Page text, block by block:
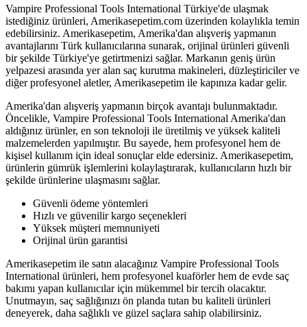
Vampire Professional Tools International Türkiye'de ulaşmak
istediğiniz ürünleri, Amerikasepetim.com üzerinden kolaylıkla temin
edebilirsiniz. Amerikasepetim, Amerika'dan alışveriş yapmanın
avantajlarını Türk kullanıcılarına sunarak, orijinal ürünleri güvenli
bir şekilde Türkiye'ye getirtmenizi sağlar. Markanın geniş ürün
yelpazesi arasında yer alan saç kurutma makineleri, düzleştiriciler ve
diğer profesyonel aletler, Amerikasepetim ile kapınıza kadar gelir.
Amerika'dan alışveriş yapmanın birçok avantajı bulunmaktadır.
Öncelikle, Vampire Professional Tools International Amerika'dan
aldığınız ürünler, en son teknoloji ile üretilmiş ve yüksek kaliteli
malzemelerden yapılmıştır. Bu sayede, hem profesyonel hem de
kişisel kullanım için ideal sonuçlar elde edersiniz. Amerikasepetim,
ürünlerin gümrük işlemlerini kolaylaştırarak, kullanıcıların hızlı bir
şekilde ürünlerine ulaşmasını sağlar.
Güvenli ödeme yöntemleri
Hızlı ve güvenilir kargo seçenekleri
Yüksek müşteri memnuniyeti
Orijinal ürün garantisi
Amerikasepetim ile satın alacağınız Vampire Professional Tools
International ürünleri, hem profesyonel kuaförler hem de evde saç
bakımı yapan kullanıcılar için mükemmel bir tercih olacaktır.
Unutmayın, saç sağlığınızı ön planda tutan bu kaliteli ürünleri
deneyerek, daha sağlıklı ve güzel saçlara sahip olabilirsiniz.